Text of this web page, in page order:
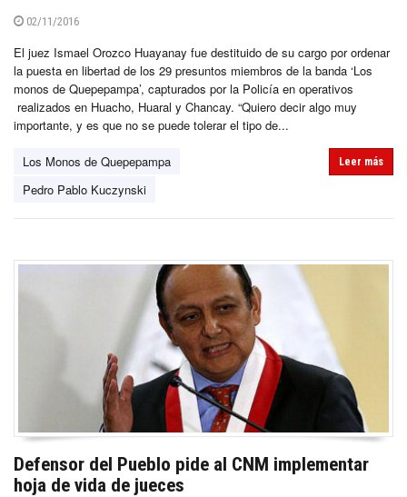
02/11/2016
El juez Ismael Orozco Huayanay fue destituido de su cargo por ordenar
la puesta en libertad de los 29 presuntos miembros de la banda ‘Los
monos de Quepepampa’, capturados por la Policía en operativos
realizados en Huacho, Huaral y Chancay. “Quiero decir algo muy
importante, y es que no se puede tolerar el tipo de...
Los Monos de Quepepampa
Pedro Pablo Kuczynski
Leer más
Defensor del Pueblo pide al CNM implementar
hoja de vida de jueces